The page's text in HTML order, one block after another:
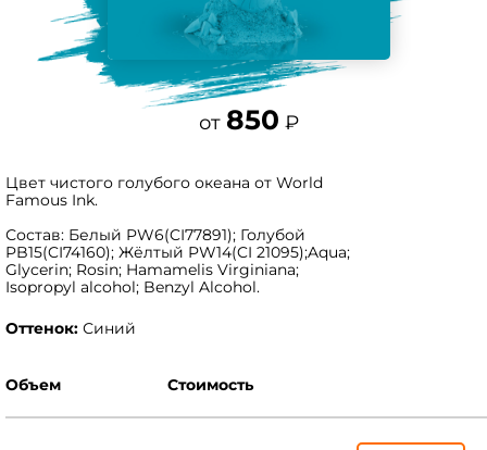
от 850 ₽
Цвет чистого голубого океана от World
Famous Ink.
Состав: Белый PW6(CI77891); Голубой
PB15(CI74160); Жёлтый PW14(CI 21095);Aqua;
Glycerin; Rosin; Hamamelis Virginiana;
Isopropyl alcohol; Benzyl Alcohol.
Оттенок: Синий
Объем Стоимость